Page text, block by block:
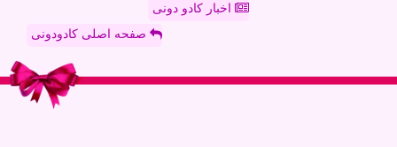
اخبار کادو دونی
صفحه اصلی کادودونی